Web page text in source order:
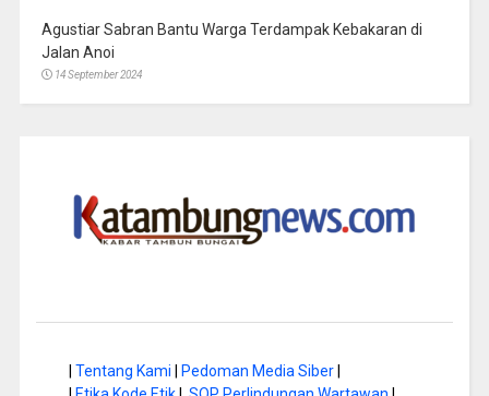
Agustiar Sabran Bantu Warga Terdampak Kebakaran di
Jalan Anoi
14 September 2024
| Tentang Kami | Pedoman Media Siber|